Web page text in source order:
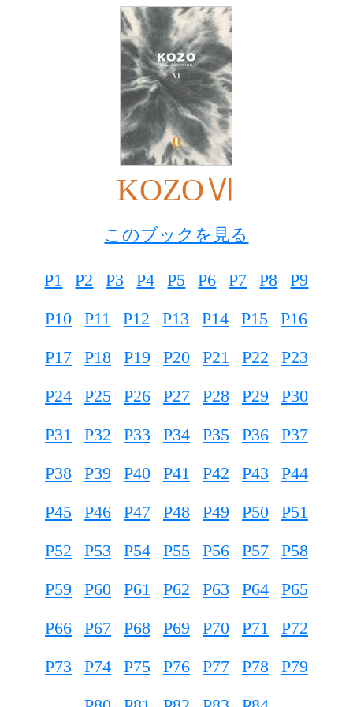
KOZOⅥ
このブックを見る
P1 P2 P3 P4 P5 P6 P7 P8
P9
P10
P11 P12 P13 P14 P15
P16
P17
P18 P19 P20 P21 P22
P23
P24
P25 P26 P27 P28 P29
P30
P31
P32 P33 P34 P35 P36
P37
P38
P39 P40 P41 P42 P43
P44
P45
P46 P47 P48 P49 P50
P51
P52
P53 P54 P55 P56 P57
P58
P59
P60 P61 P62 P63 P64
P65
P66
P67 P68 P69 P70 P71
P72
P73
P74 P75 P76 P77 P78
P79